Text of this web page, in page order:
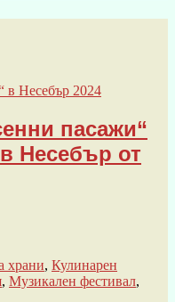
пасажи“
Несебър от
храни, Кулинарен
, Музикален фестивал,